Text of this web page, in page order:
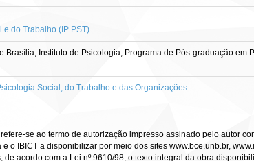
e do Trabalho (IP PST)
Instituto de Psicologia, Programa de Pós-graduação em
Social, do Trabalho e das Organizações
se ao termo de autorização impresso assinado pelo autor
o IBICT a disponibilizar por meio dos sites www.bce.unb.br,
de acordo com a Lei nº 9610/98, o texto integral da obra